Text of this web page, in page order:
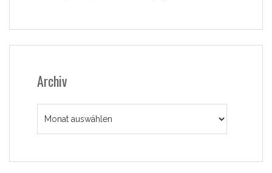
Archiv